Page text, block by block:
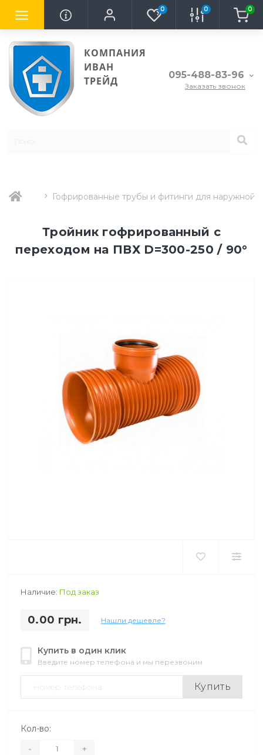
0 0 0
КОМПАНИЯ
ИВАН
ТРЕЙД
095-488-83-96
Заказать звонок
Гофрированные трубы и фитинги для наружной
Тройник гофрированный с
переходом на ПВХ D=300-250 / 90°
Наличие: Под заказ
0.00 грн. Нашли дешевле?
Купить в один клик
Введите номер телефона и мы перезвоним
Купить
Кол-во:
- +